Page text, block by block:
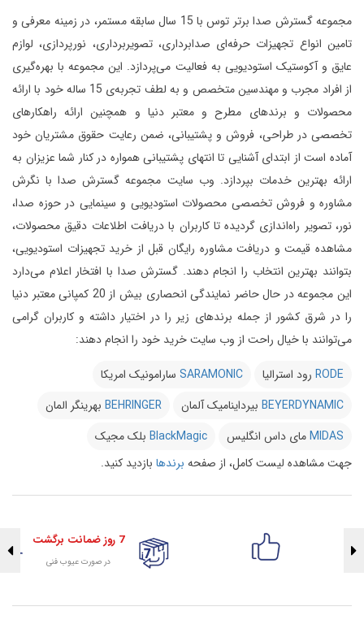
مجموعه گسترش صدا برتر توس با 15 سال سابقه مستمر، در زمینه معرفی و
تامین انواع تجهیزات حرفه‌ای صدابرداری، تصویربرداری، نورپردازی، لوازم
عایق و آکوستیک استودیویی به فعالیت می‌پردازد. این مجموعه با بهره‌گیری
از افراد مجرب و مهندسین متخصص و به لطف تجربه‌ی 15 ساله خود با ارائه
محصولات و برندهای مطرح و معتبر دنیا و همچنین ارائه راهکارهای
تخصصی در طراحی، فروش و پشتیبانی، ضمن رعایت حقوق مشتریان خود
آماده است از ابتدای آشنایی تا انتهای پشتیبانی همواره در کنار شما عزیزان به
ارائه بهترین خدمات بپردازد. وب سایت مجموعه گسترش صدا با نگرش
مشاوره و فروش تخصصی محصولات استودیویی و سینمایی در حوزه صدا،
نور، تصویر راه‌اندازی گردیده تا کاربران با دریافت اطلاعات دقیق محصولات،
مشاهده قیمت و دریافت مشاوره رایگان قبل از خرید تجهیزات استودیویی،
بتوانند بهترین انتخاب را انجام دهند. گسترش صدا با افتخار اعلام می‌دارد
این مجموعه در حال حاضر نمایندگی انحصاری بیش از 20 کمپانی معتبر دنیا
را در شرق کشور از جمله برندهای زیر را در اختیار داشته و کاربران گرامی
می‌توانند با خیال راحت از وب سایت خرید خود را انجام دهند:
RODE رود استرالیا SARAMONIC سارامونیک امریکا
BEYERDYNAMIC بیرداینامیک آلمان BEHRINGER بهرینگر المان
MIDASمای داس انگلیس BlackMagic بلک مجیک
جهت مشاهده لیست کامل، از صفحه برندها بازدید کنید.
7 روز ضمانت برگشت
در صورت عیوب فنی